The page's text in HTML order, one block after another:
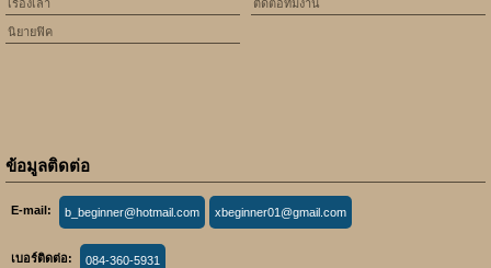
ติดต่อทีมงาน
เรื่องเล่า
นิยายฟิค
ข้อมูลติดต่อ
E-mail: b_beginner@hotmail.com xbeginner01@gmail.com
เบอร์ติดต่อ: 084-360-5931